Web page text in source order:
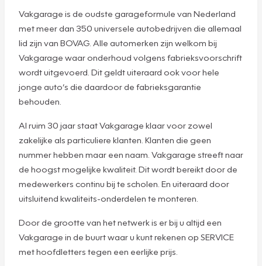
Vakgarage is de oudste garageformule van Nederland
met meer dan 350 universele autobedrijven die allemaal
lid zijn van BOVAG. Alle automerken zijn welkom bij
Vakgarage waar onderhoud volgens fabrieksvoorschrift
wordt uitgevoerd. Dit geldt uiteraard ook voor hele
jonge auto’s die daardoor de fabrieksgarantie
behouden.
Al ruim 30 jaar staat Vakgarage klaar voor zowel
zakelijke als particuliere klanten. Klanten die geen
nummer hebben maar een naam. Vakgarage streeft naar
de hoogst mogelijke kwaliteit. Dit wordt bereikt door de
medewerkers continu bij te scholen. En uiteraard door
uitsluitend kwaliteits-onderdelen te monteren.
Door de grootte van het netwerk is er bij u altijd een
Vakgarage in de buurt waar u kunt rekenen op SERVICE
met hoofdletters tegen een eerlijke prijs.